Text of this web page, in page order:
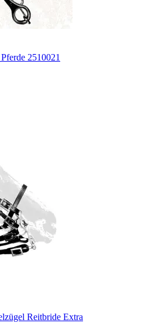
2510021
Reitbride Extra